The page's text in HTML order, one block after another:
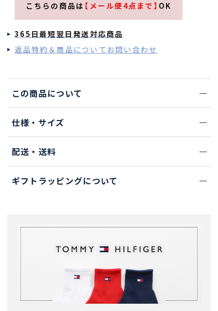
こちらの商品は 【メール便4点まで】 OK
365日最短翌日発送対応商品
返品特約＆商品についてお問い合わせ
この商品について
仕様・サイズ
配送・送料
ギフトラッピングについて